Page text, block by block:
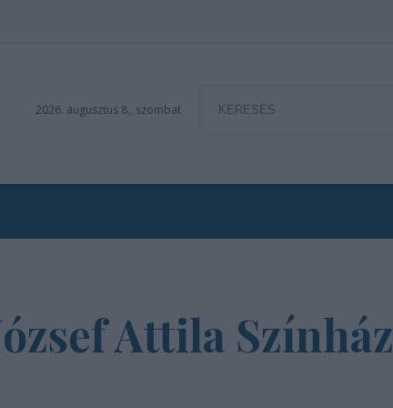
2026. augusztus 8., szombat
Attila Színház